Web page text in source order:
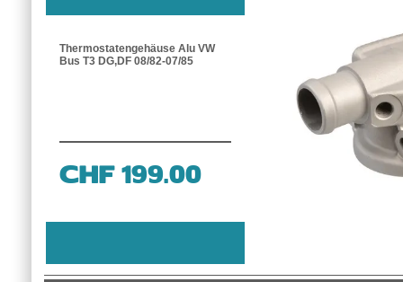
Thermostatengehäuse Alu VW
Bus T3 DG,DF 08/82-07/85
CHF 199.00